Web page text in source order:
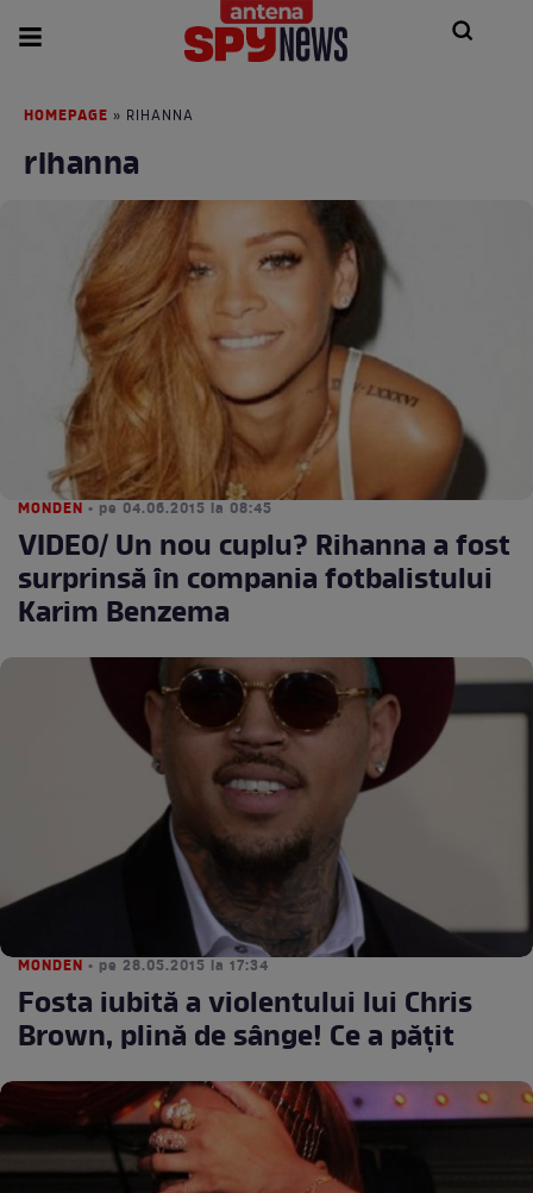
HOMEPAGE » RIHANNA
rihanna
MONDEN • pe 04.06.2015 la 08:45
VIDEO/ Un nou cuplu? Rihanna a fost
surprinsă în compania fotbalistului
Karim Benzema
MONDEN • pe 28.05.2015 la 17:34
Fosta iubită a violentului lui Chris
Brown, plină de sânge! Ce a păţit